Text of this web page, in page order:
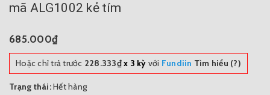
mã ALG1002 kẻ tím
685.000₫
Hoặc chỉ trả trước 228.333₫x 3 kỳ với Fundiin Tìm hiểu (?)
Trạng thái:Hết hàng